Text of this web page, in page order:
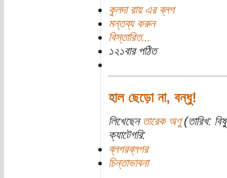
কুলদা রায় এর ব্লগ
মন্তব্য করুন
বিস্তারিত...
১২১বার পঠিত
হাল ছেড়ো না, বন্ধু!
লিখেছেন তারেক অণু(তারিখ:
ক্যাটেগরি:
ব্লগরব্লগর
চিন্তাভাবনা